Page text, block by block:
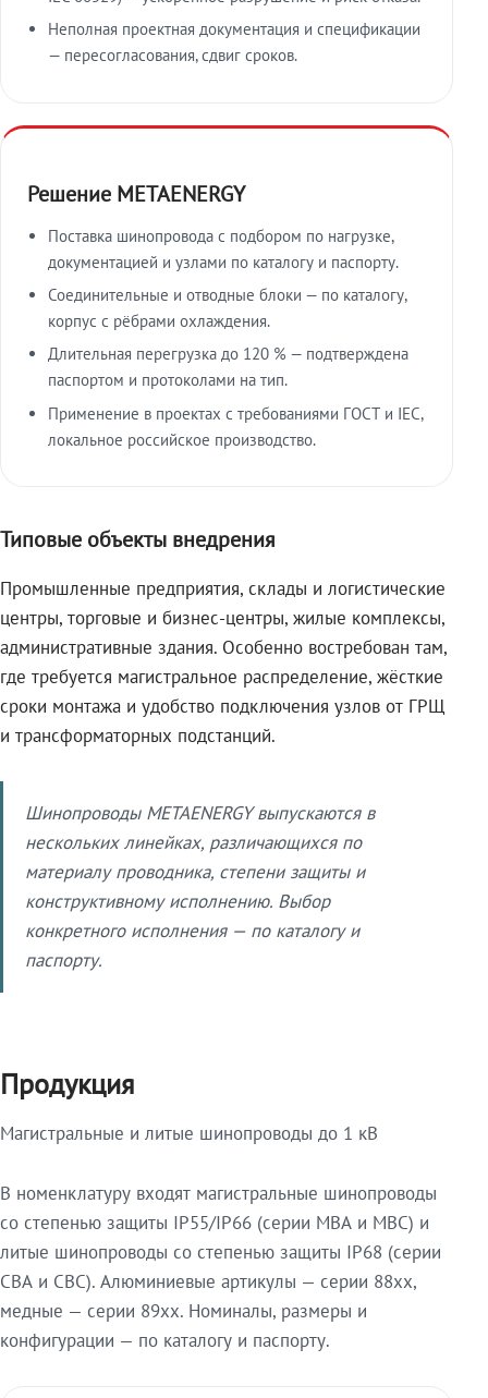
Неполная проектная документация и спецификации
— пересогласования, сдвиг сроков.
Решение METAENERGY
Поставка шинопровода с подбором по нагрузке,
документацией и узлами по каталогу и паспорту.
Соединительные и отводные блоки — по каталогу,
корпус с рёбрами охлаждения.
Длительная перегрузка до 120 % — подтверждена
паспортом и протоколами на тип.
Применение в проектах с требованиями ГОСТ и IEC,
локальное российское производство.
Типовые объекты внедрения
Промышленные предприятия, склады и логистические
центры, торговые и бизнес-центры, жилые комплексы,
административные здания. Особенно востребован там,
где требуется магистральное распределение, жёсткие
сроки монтажа и удобство подключения узлов от ГРЩ
и трансформаторных подстанций.
Шинопроводы METAENERGY выпускаются в
нескольких линейках, различающихся по
материалу проводника, степени защиты и
конструктивному исполнению. Выбор
конкретного исполнения — по каталогу и
паспорту.
Продукция
Магистральные и литые шинопроводы до 1 кВ
В номенклатуру входят магистральные шинопроводы
со степенью защиты IP55/IP66 (серии МВА и МВС) и
литые шинопроводы со степенью защиты IP68 (серии
СВА и СВС). Алюминиевые артикулы — серии 88xx,
медные — серии 89xx. Номиналы, размеры и
конфигурации — по каталогу и паспорту.